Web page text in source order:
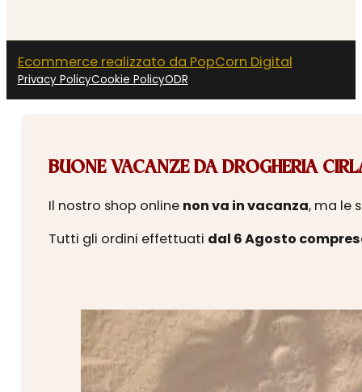
Ecommerce realizzato da PopCorn Digital
Privacy PolicyCookie PolicyODR
BUONE VACANZE DA DROGHERIA
Il nostro shop online non va in vacanza, ma le
Tutti gli ordini effettuati dal 6 Agosto